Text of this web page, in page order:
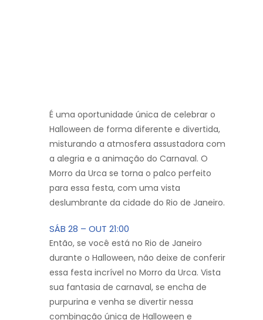
É uma oportunidade única de celebrar o
Halloween de forma diferente e divertida,
misturando a atmosfera assustadora com
a alegria e a animação do Carnaval. O
Morro da Urca se torna o palco perfeito
para essa festa, com uma vista
deslumbrante da cidade do Rio de Janeiro.
SÁB 28 – OUT 21:00
Então, se você está no Rio de Janeiro
durante o Halloween, não deixe de conferir
essa festa incrível no Morro da Urca. Vista
sua fantasia de carnaval, se encha de
purpurina e venha se divertir nessa
combinação única de Halloween e